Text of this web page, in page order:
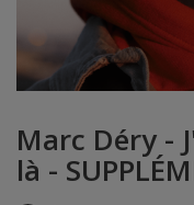
Marc Déry -
là -